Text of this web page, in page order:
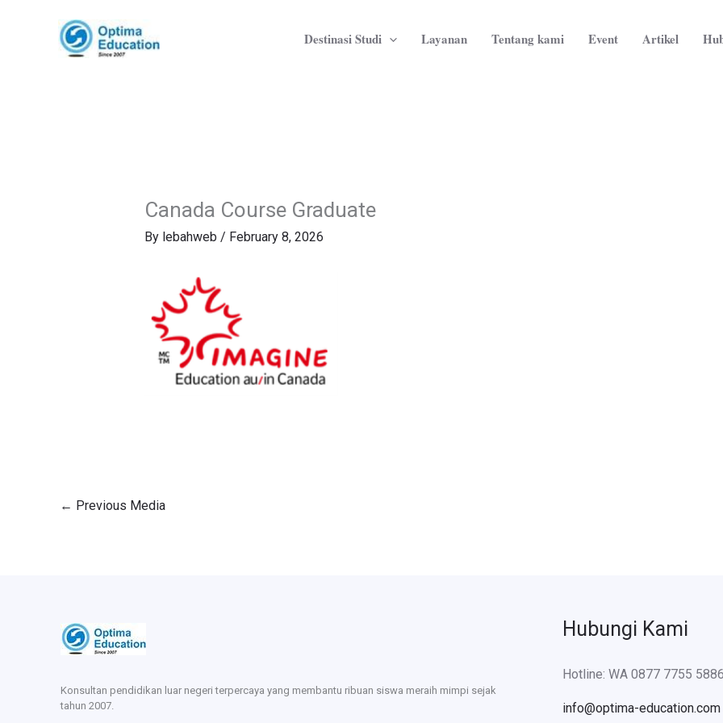
Destinasi Studi Layanan Tentang kami Event Artikel
Canada Course Graduate
By lebahweb / February 8, 2026
← Previous Media
Konsultan pendidikan luar negeri terpercaya yang membantu ribuan siswa meraih mimpi sejak
tahun 2007.
Hubungi Kami
Hotline: WA 0877 7755
info@optima-education.com